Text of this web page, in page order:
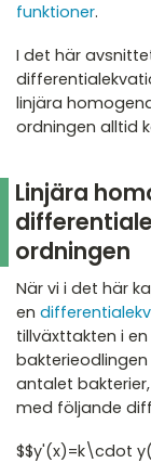
funktioner.
I det här
linjära
ordningen alltid
Linjära
ordningen
När vi i det här
en
tillväxttakten i
antalet
med följande
$$y'(x)=k\cdot